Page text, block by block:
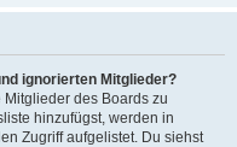
ignorierten Mitglieder?
des Boards zu
hinzufügst, werden in
Zugriff aufgelistet. Du siehst